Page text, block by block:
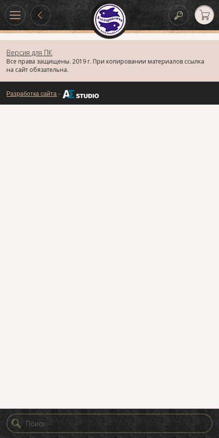
Версия для ПК
Все права защищены. 2019 г. При копировании материалов ссылка
на сайт обязательна.
Разработка сайта -